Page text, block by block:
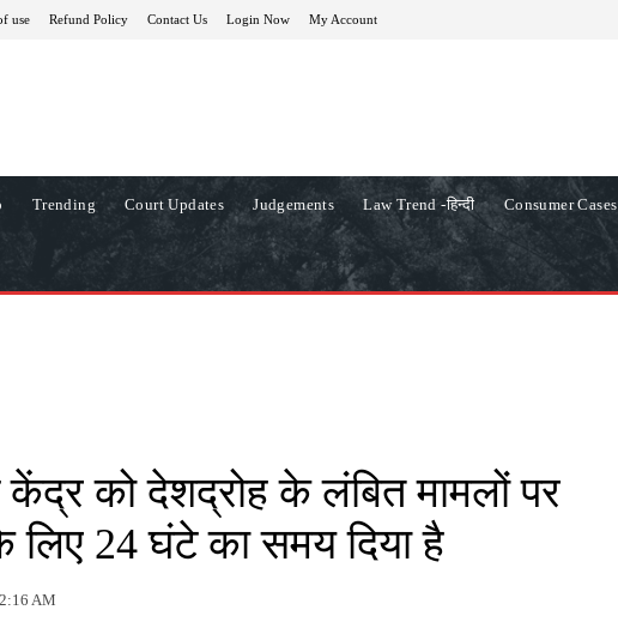
use Refund Policy Contact Us Login Now My Account
Trending Court Updates Judgements Law Trend -हिन्दी Consumer Cases
केंद्र को देशद्रोह के लंबित मामलों पर
24 घंटे का समय दिया है
AM